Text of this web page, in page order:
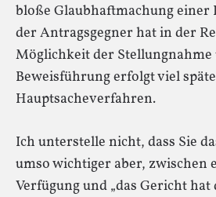
bloße Glaubhaftmachung einer
der Antragsgegner hat in der
Möglichkeit der Stellungnahme
Beweisführung erfolgt viel
Hauptsacheverfahren.
Ich unterstelle nicht, dass Sie
umso wichtiger aber, zwischen
Verfügung und „das Gericht hat